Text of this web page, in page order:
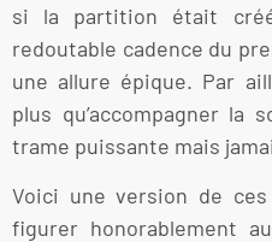
si la partition était
redoutable cadence du
une allure épique. Par
plus qu’accompagner la
trame puissante mais
Voici une version de
figurer honorablement